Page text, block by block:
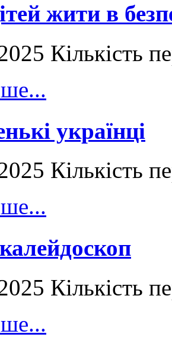
жити в
Кількість
українці
Кількість
Кількість